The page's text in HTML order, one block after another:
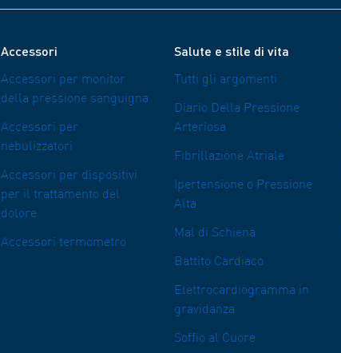
Accessori
Accessori per monitor
della pressione sanguigna
Accessori per
nebulizzatori
Accessori per dispositivi
per il trattamento del
dolore
Accessori termometro
Salute e stile di vita
Tutti gli argomenti
Diario Della Pressione
Arteriosa
Fibrillazione Atriale
Ipertensione o Pressione
Alta
Mal di Schiena
Battito Cardiaco
Elettrocardiogramma in
gravidanza
Soffio al Cuore